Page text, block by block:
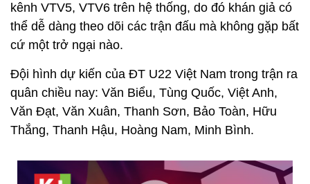
kênh VTV5, VTV6 trên hệ thống, do đó khán giả có
thể dễ dàng theo dõi các trận đấu mà không gặp bất
cứ một trở ngại nào.
Đội hình dự kiến của ĐT U22 Việt Nam trong trận ra
quân chiều nay: Văn Biểu, Tùng Quốc, Việt Anh,
Văn Đạt, Văn Xuân, Thanh Sơn, Bảo Toàn, Hữu
Thắng, Thanh Hậu, Hoàng Nam, Minh Bình.